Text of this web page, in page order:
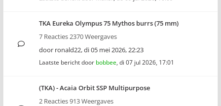
TKA Eureka Olympus 75 Mythos burrs (75 mm)
7 Reacties 2370 Weergaves
door ronald22,di 05 mei 2026, 22:23
Laatste bericht door bobbee, di 07 jul 2026, 17:01
(TKA) - Acaia Orbit SSP Multipurpose
2 Reacties 913 Weergaves